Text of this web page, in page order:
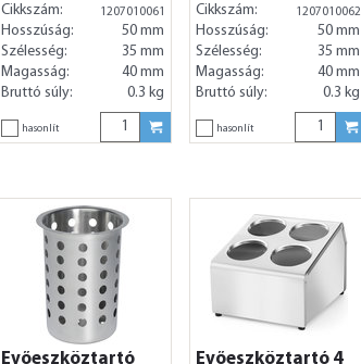
Cikkszám: 1207010061
Hosszúság:
50 mm
Szélesség:
35 mm
Magasság:
40 mm
Bruttó súly:
0.3 kg
hasonlít
Cikkszám: 1207010062
Hosszúság:
50 mm
Szélesség:
35 mm
Magasság:
40 mm
Bruttó súly:
0.3 kg
hasonlít
Evőeszköztartó Evőeszköztartó 4